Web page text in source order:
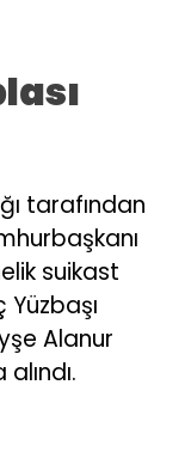
tarafından
suikast
Alanur